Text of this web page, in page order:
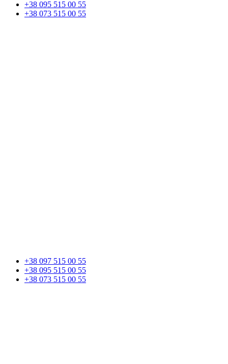
+38 095 515 00 55
+38 073 515 00 55
+38 097 515 00 55
+38 095 515 00 55
+38 073 515 00 55